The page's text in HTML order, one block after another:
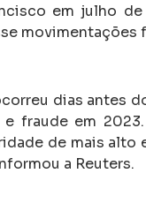
em julho
movimentações
dias antes
fraude em
de mais alto
a Reuters.